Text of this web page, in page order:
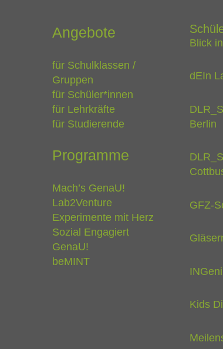
Angebote
für Schulklassen /
Gruppen
für Schüler*innen
für Lehrkräfte
für Studierende
Programme
Mach’s GenaU!
Lab2Venture
Experimente mit Herz
Sozial Engagiert
GenaU!
beMINT
Blick
dEIn
Berlin
GFZ-
Kids